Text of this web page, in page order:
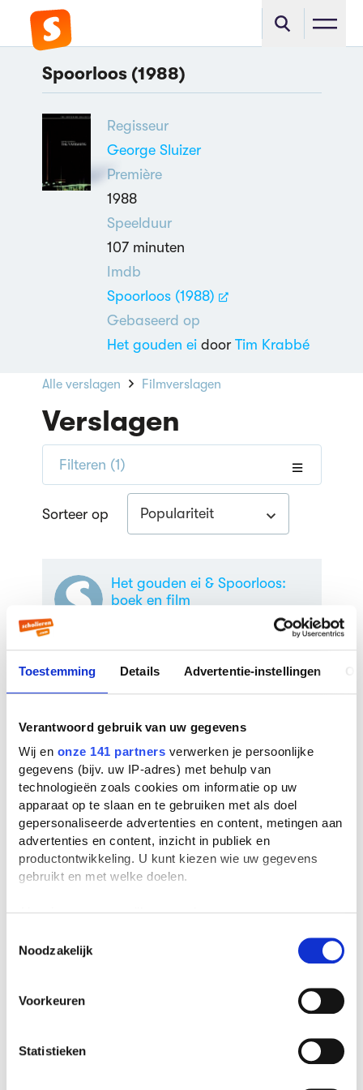
Toestemming Details Advertentie-instellingen
Verantwoord gebruik van uw gegevens
Wij en onze 141 partners verwerken je persoonlijke
gegevens (bijv. uw IP-adres) met behulp van
technologieën zoals cookies om informatie op uw
apparaat op te slaan en te gebruiken met als doel
gepersonaliseerde advertenties en content, metingen aan
advertenties en content, inzicht in publiek en
productontwikkeling. U kunt kiezen wie uw gegevens
gebruikt en met welke doelen.
Als u het toestaat, willen we ook graag:
locatie, die tot een paar meter nauwkeurig kan zijn
scannen op specifieke eigenschappen (fingerprinting)
Lees meer over hoe uw persoonlijke gegevens worden
U kunt uw toestemming op elk moment wijzigen of
intrekken in de Cookieverklaring.
Noodzakelijk
Voorkeuren
Statistieken
Spoorloos (1988)
Regisseur
George Sluizer
Première
1988
Speelduur
107 minuten
Imdb
Spoorloos (1988)
Gebaseerd op
Het gouden eidoor Tim Krabbé
Alle verslagen Filmverslagen
Verslagen
Filteren (1)
Sorteer op Populariteit
Het gouden ei & Spoorloos:
boek en film
Filmverslag Nederlands door een
Spoorloos (1988)
Filmverslag Nederlands door een
Spoorloos (1988)
Filmverslag Nederlands door een
scholier| 4e klas vmbo
Spoorloos (1988)
Filmverslag CKV door een scholier
| 4e klas havo